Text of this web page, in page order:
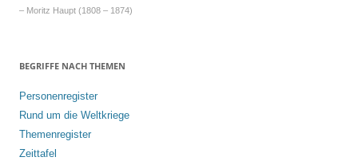
– Moritz Haupt (1808 – 1874)
BEGRIFFE NACH THEMEN
Personenregister
Rund um die Weltkriege
Themenregister
Zeittafel